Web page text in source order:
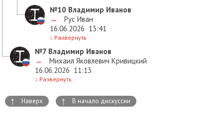
№10 Владимир Иванов
→
Рус Иван
16.06.2026 13:41
↓ Развернуть
№7 Владимир Иванов
→
Михаил Яковлевич Кривицкий
16.06.2026 11:13
↓ Развернуть
↑ Наверх ↑ В начало дискуссии